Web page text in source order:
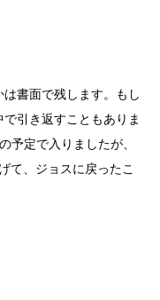
書面で残します。もし
引き返すこともありま
予定で入りましたが、
て、ジョスに戻ったこ